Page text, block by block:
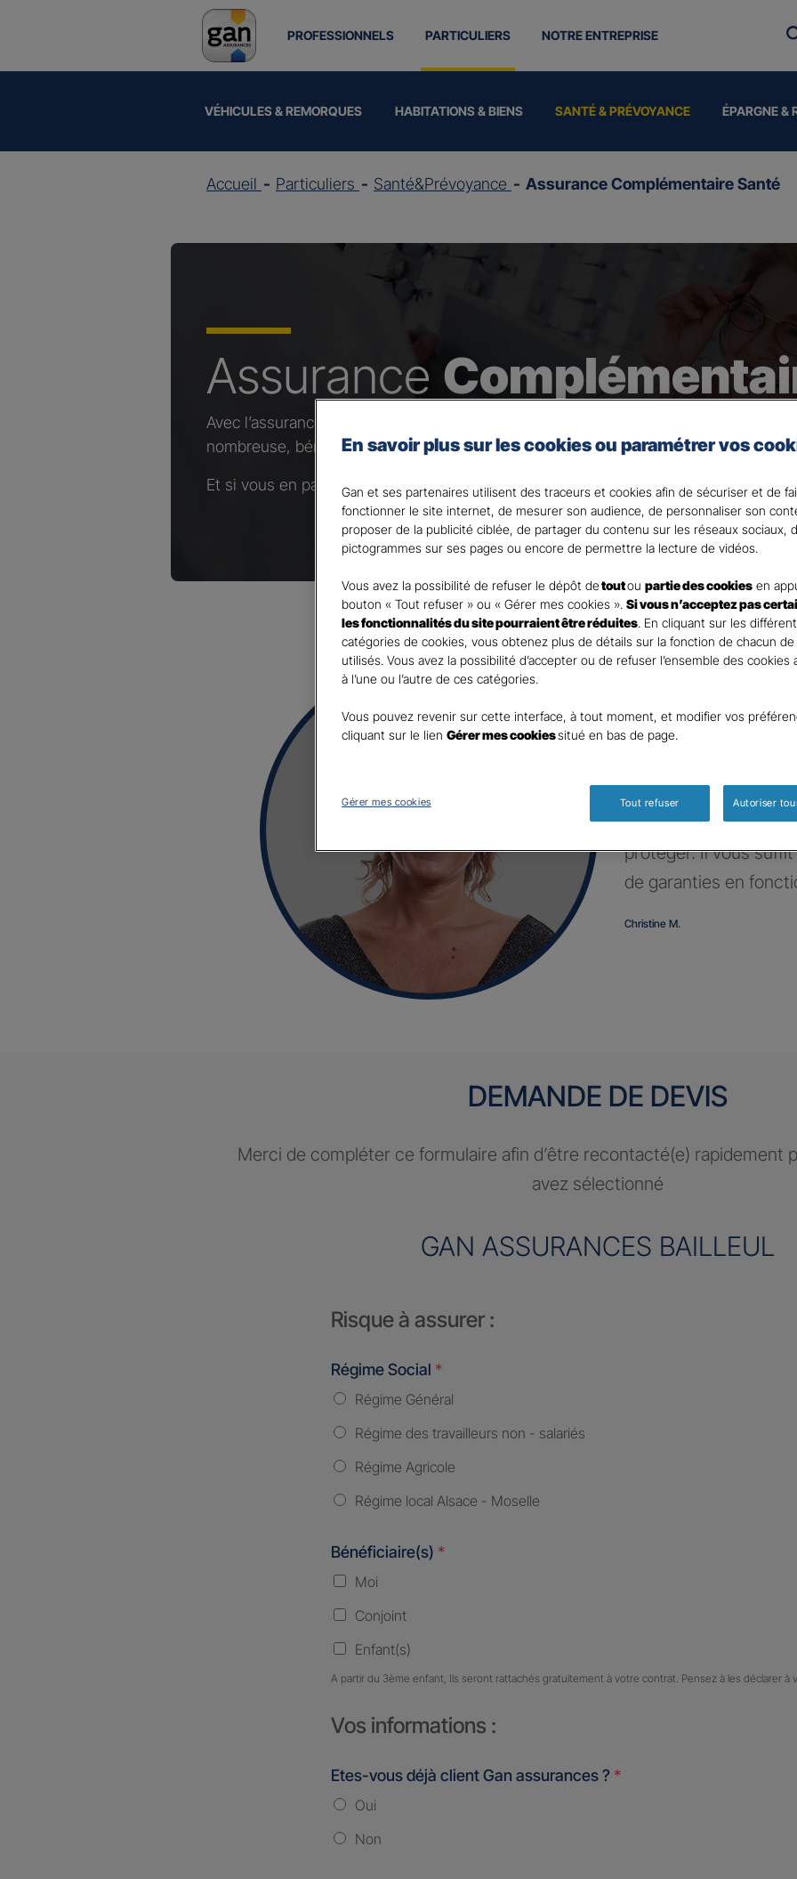
PROFESSIONNELS PARTICULIERS
VÉHICULES & REMORQUES HABITATIONS & BIENS SANTÉ & PRÉVOYANCE ÉPARGNE &
NOTRE ENTREPRISE
Accueil Particuliers Santé&Prévoyance Assurance Complémentaire Santé
Assurance
Avec l’assurance Complémentaire Santé Gan Assurances, que vous soyez
nombreuse, bénéficiez d’une assurance santé adaptée à vos besoins et votre
Et si vous en parliez avec votre Agent général ?
Parole
d’expert !
Profitez d’un contrat
protéger. Il vous
de garanties en
Christine M.
DEMANDE DE DEVIS
Merci de compléter ce formulaire afin d’être recontacté(e) rapidement
avez sélectionné
GAN ASSURANCES BAILLEUL
Risque à assurer :
Régime Social *
Régime Général
Régime des travailleurs non - salariés
Régime Agricole
Régime local Alsace - Moselle
Bénéficiaire(s) *
Moi
Conjoint
Enfant(s)
A partir du 3ème enfant, Ils seront rattachés gratuitement à votre contrat. Pensez à les déclarer à
Vos informations :
Etes-vous déjà client Gan assurances ? *
Oui
Non
En savoir plus sur les cookies ou paramétrer vos
Gan et ses partenaires utilisent des traceurs et cookies afin de sécuriser et de
fonctionner le site internet, de mesurer son audience, de personnaliser son
proposer de la publicité ciblée, de partager du contenu sur les réseaux sociaux,
pictogrammes sur ses pages ou encore de permettre la lecture de vidéos.
Vous avez la possibilité de refuser le dépôt detoutou partie des cookies en
bouton « Tout refuser » ou « Gérer mes cookies ». Si vous n’acceptez pas
les fonctionnalités du site pourraient être réduites. En cliquant sur les
catégories de cookies, vous obtenez plus de détails sur la fonction de chacun
utilisés. Vous avez la possibilité d’accepter ou de refuser l’ensemble des cookies
à l’une ou l’autre de ces catégories.
Vous pouvez revenir sur cette interface, à tout moment, et modifier vos
cliquant sur le lien Gérer mes cookiessitué en bas de page.
Gérer mes cookies Tout refuser Autoriser